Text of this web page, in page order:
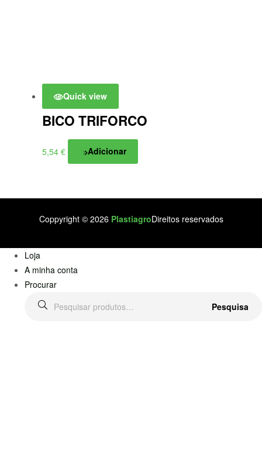
Quick view
BICO TRIFORCO
5,54 € Adicionar
Coppyright © 2026 PlastiagroDireitos reservados
Loja
A minha conta
Procurar
Pesquisar
Pesquisa